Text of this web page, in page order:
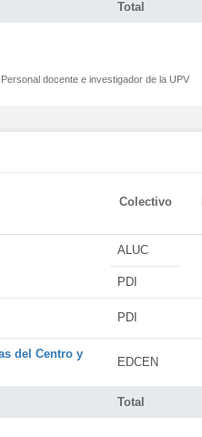
Total
Personal docente e investigador de la UPV
Colectivo
Total
ALUC
PDI
PDI
del Centro y
EDCEN